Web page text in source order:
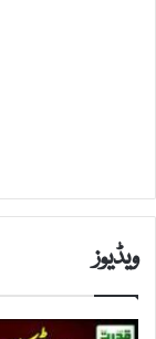
ویڈیوز